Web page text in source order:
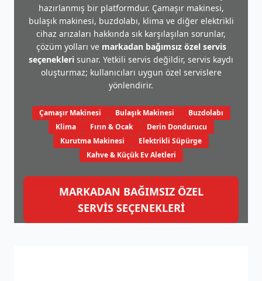
hazırlanmış bir platformdur. Çamaşır makinesi,
bulaşık makinesi, buzdolabı, klima ve diğer elektrikli
cihaz arızaları hakkında sık karşılaşılan sorunlar,
çözüm yolları ve markadan bağımsız özel servis
seçenekleri sunar. Yetkili servis değildir, servis kaydı
oluşturmaz; kullanıcıları uygun özel servislere
yönlendirir.
Çamaşır Makinesi Bulaşık Makinesi
Buzdolabı
Klima
Fırın & Ocak
Derin Dondurucu
Kurutma Makinesi
Elektrikli Süpürge
Kahve & Küçük Ev Aletleri
MARKADAN BAĞIMSIZ ÖZEL
SERVİS SEÇENEKLERİ